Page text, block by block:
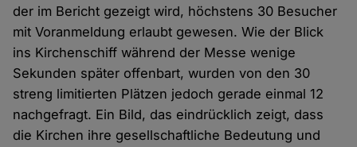
der im Bericht gezeigt wird, höchstens 30 Besucher
mit Voranmeldung erlaubt gewesen. Wie der Blick
ins Kirchenschiff während der Messe wenige
Sekunden später offenbart, wurden von den 30
streng limitierten Plätzen jedoch gerade einmal 12
nachgefragt. Ein Bild, das eindrücklich zeigt, dass
die Kirchen ihre gesellschaftliche Bedeutung und